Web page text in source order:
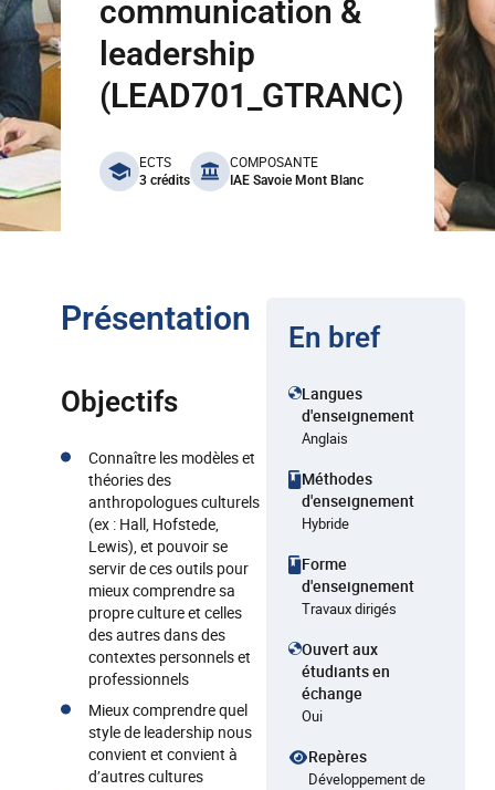
communication &
leadership
(LEAD701_GTRANC)
benefits
ECTS
3 crédits
COMPOSANTE
IAE Savoie Mont Blanc
Présentation
Objectifs
Connaître les modèles et
théories des
anthropologues culturels
(ex : Hall, Hofstede,
Lewis), et pouvoir se
servir de ces outils pour
mieux comprendre sa
propre culture et celles
des autres dans des
contextes personnels et
professionnels
Mieux comprendre quel
style de leadership nous
convient et convient à
d’autres cultures
En bref
Langues
d'enseignement
Anglais
Méthodes
d'enseignement
Hybride
Forme
d'enseignement
Travaux dirigés
Ouvert aux
étudiants en
échange
Oui
Repères
Développement de